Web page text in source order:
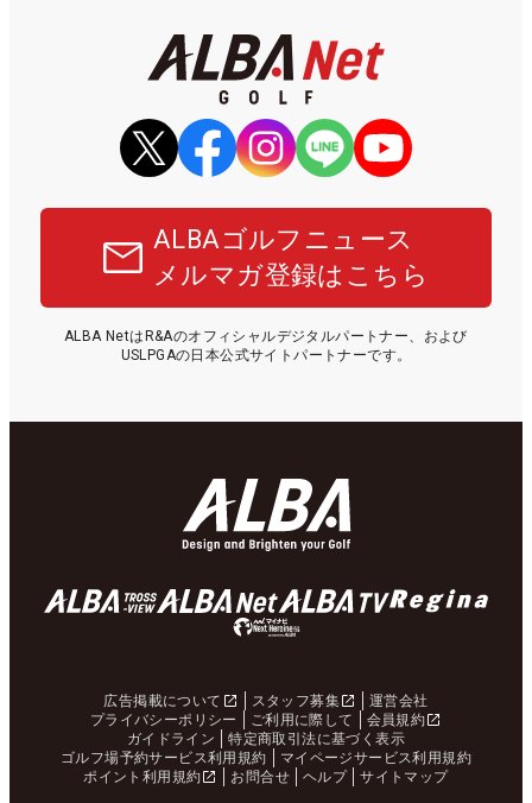
ALBAゴルフニュース
メルマガ登録はこちら
ALBA NetはR&Aのオフィシャルデジタルパートナー、および
USLPGAの日本公式サイトパートナーです。
広告掲載について スタッフ募集
運営会社
プライバシーポリシー
ご利用に際して
会員規約
ガイドライン
特定商取引法に基づく表示
ゴルフ場予約サービス利用規約
マイページサービス利用規約
ポイント利用規約
お問合せ ヘルプ サイトマップ